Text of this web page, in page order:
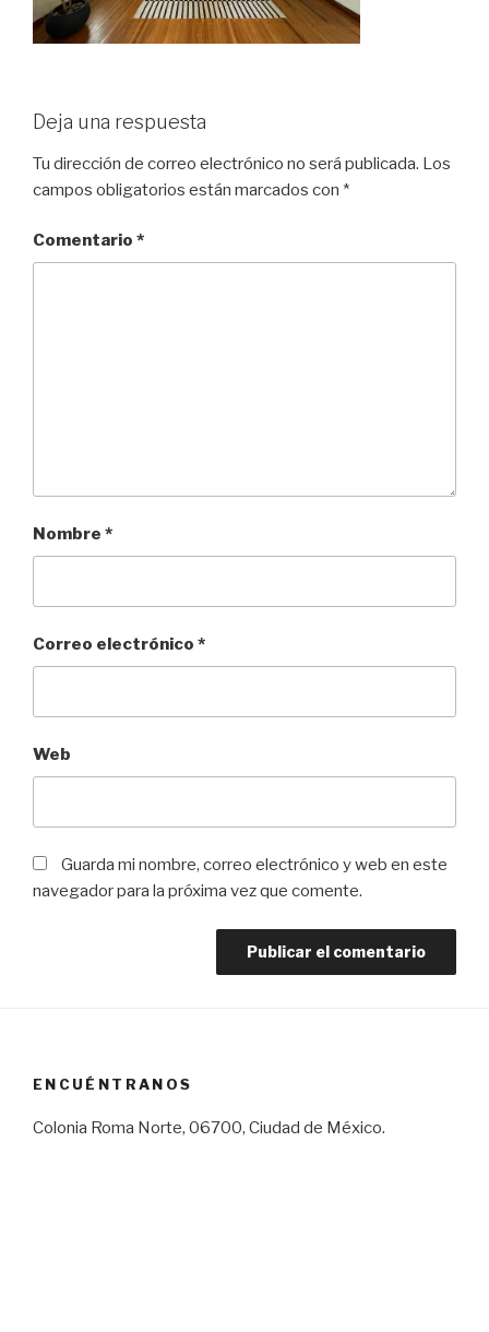
Deja una respuesta
Tu dirección de correo electrónico no será publicada. Los
campos obligatorios están marcados con *
Comentario *
Nombre *
Correo electrónico *
Web
Guarda mi nombre, correo electrónico y web en este
navegador para la próxima vez que comente.
ENCUÉNTRANOS
Colonia Roma Norte, 06700, Ciudad de México.